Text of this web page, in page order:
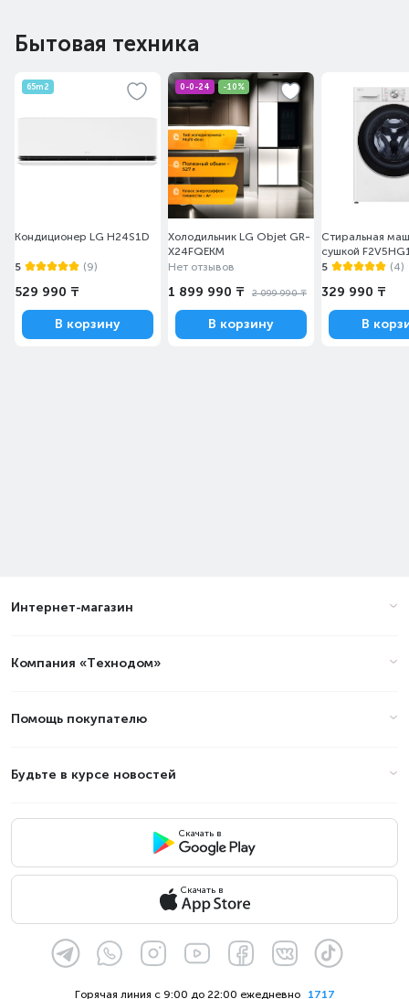
Бытовая техника
65m2
Кондиционер LG H24S1D
5 (9)
529 990 ₸
В корзину
0-0-24 -10%
Холодильник LG Objet GR-
X24FQEKM
Нет отзывов
1 899 990 ₸ 2 099 990 ₸
В корзину
Стиральная
сушкой
5
(4)
329 990 ₸
В
Интернет-магазин
Компания «Технодом»
Помощь покупателю
Будьте в курсе новостей
Скачать в
Скачать в
1717
Горячая линия с 9:00 до 22:00 ежедневно